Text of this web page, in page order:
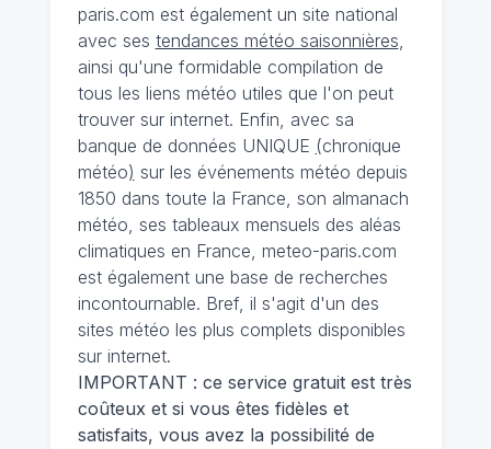
paris.com est également un site national
avec ses tendances météo saisonnières,
ainsi qu'une formidable compilation de
tous les liens météo utiles que l'on peut
trouver sur internet. Enfin, avec sa
banque de données UNIQUE (chronique
météo) sur les événements météo depuis
1850 dans toute la France, son almanach
météo, ses tableaux mensuels des aléas
climatiques en France, meteo-paris.com
est également une base de recherches
incontournable. Bref, il s'agit d'un des
sites météo les plus complets disponibles
sur internet.
IMPORTANT : ce service gratuit est très
coûteux et si vous êtes fidèles et
satisfaits, vous avez la possibilité de